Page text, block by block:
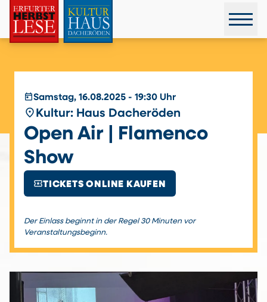
todaySamstag, 16.08.2025 - 19:30 Uhr
place Kultur: Haus Dacheröden
Open Air | Flamenco
Show
local_activityTICKETS ONLINE KAUFEN
Der Einlass beginnt in der Regel 30 Minuten vor
Veranstaltungsbeginn.